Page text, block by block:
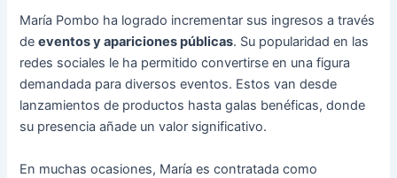
María Pombo ha logrado incrementar sus ingresos a través
deeventos y apariciones públicas. Su popularidad en las
redes sociales le ha permitido convertirse en una figura
demandada para diversos eventos. Estos van desde
lanzamientos de productos hasta galas benéficas, donde
su presencia añade un valor significativo.
En muchas ocasiones, María es contratada como